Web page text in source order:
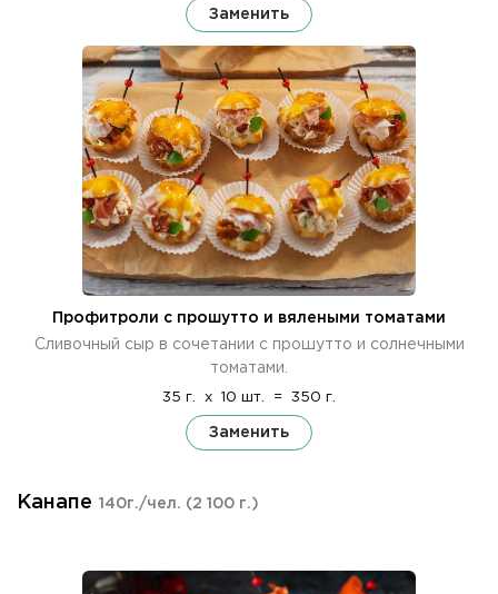
Заменить
Профитроли с прошутто и вялеными томатами
Сливочный сыр в сочетании с прошутто и солнечными
томатами.
35 г. x 10 шт. = 350 г.
Заменить
Канапе 140г./чел. (2 100 г.)